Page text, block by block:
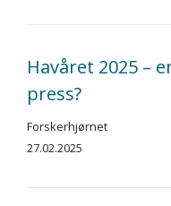
Havåret 2025 –
press?
Forskerhjørnet
27.02.2025